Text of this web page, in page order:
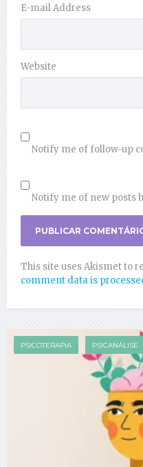
E-mail Address
Website
Notify me of follow-up
Notify me of new posts
This site uses Akismet to
comment data is
PSICOTERAPIA PSICANÁLISE